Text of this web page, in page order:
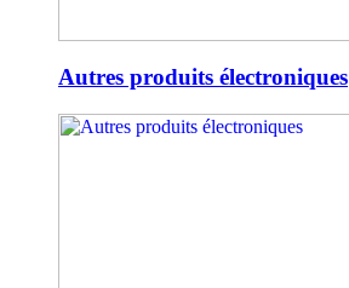
Autres produits électroniques